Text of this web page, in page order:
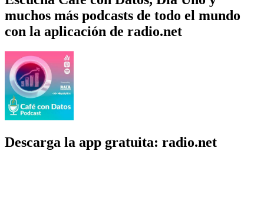
muchos más podcasts de todo el mundo
con la aplicación de radio.net
Descarga la app gratuita: radio.net